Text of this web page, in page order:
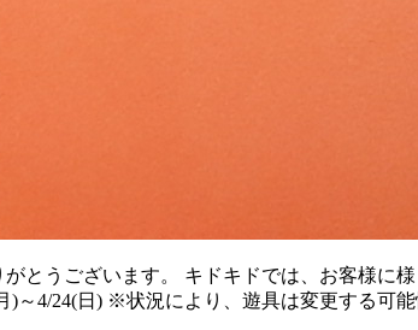
とうございます。 キドキドでは、お客様に
～4/24(日) ※状況により、遊具は変更する可